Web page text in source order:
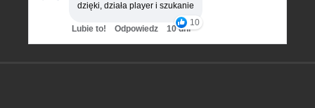
dzięki, działa player i szukanie
10
Lubie to! Odpowiedz 10 dni